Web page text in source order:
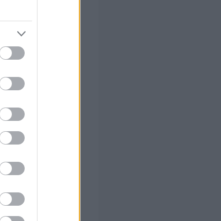
έχει
χτύπημα
κάμερες
έξω από το
τον